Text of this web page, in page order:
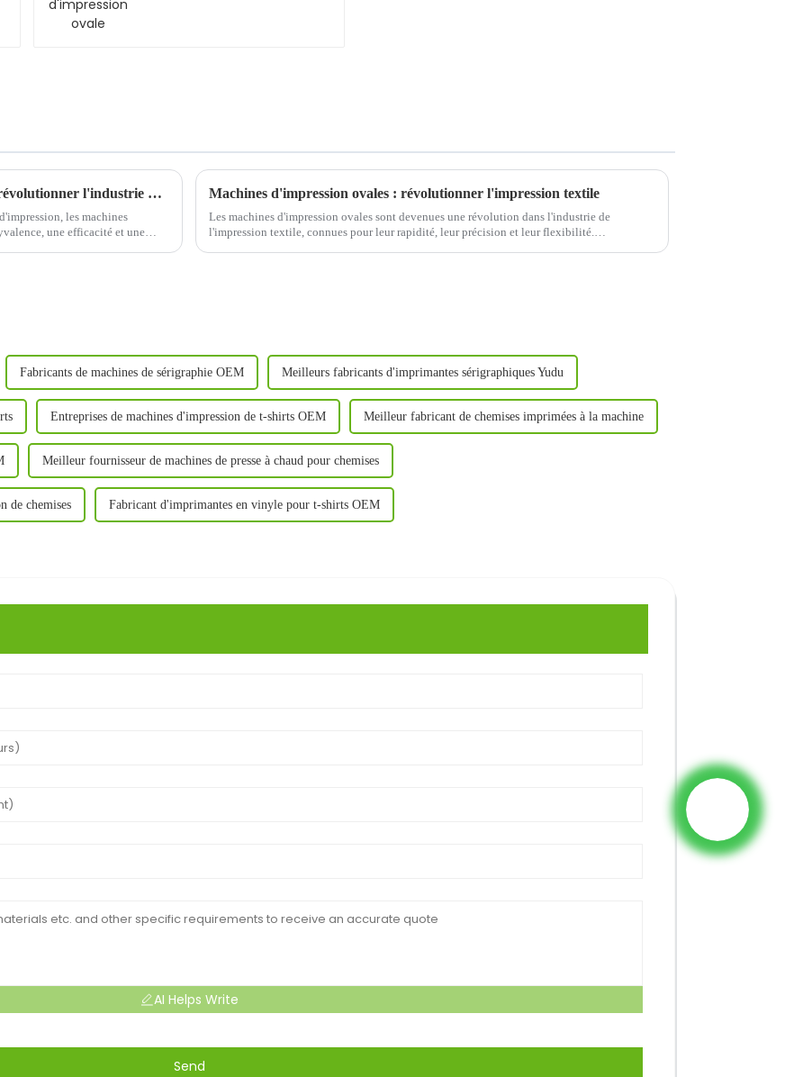
La magie des machines d'impression ovales : révolutionner l'industrie de l'impression
les machines
une efficacité et une
Machines d'impression ovales : révolutionner l'impression textile
Les machines d'impression ovales sont devenues une révolution dans l'industrie de
l'impression textile, connues pour leur rapidité, leur précision et leur flexibilité.
Fabricants de machines de sérigraphie OEM Meilleurs fabricants d'imprimantes sérigraphiques Yudu
Entreprises de machines d'impression de t-shirts OEM Meilleur fabricant de chemises imprimées à la machine
Meilleur fournisseur de machines de presse à chaud pour chemises
de chemises Fabricant d'imprimantes en vinyle pour t-shirts OEM
AI Helps Write
Send